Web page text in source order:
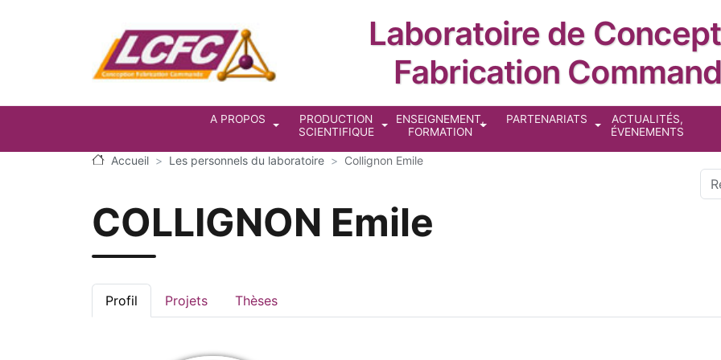
Laboratoire de
Fabrication
Navigation principale
A PROPOS
PRODUCTION
SCIENTIFIQUE
ENSEIGNEMENT,
FORMATION
PARTENARIATS
ACTUALITÉS,
ÉVENEMENTS
Accueil Les personnels du laboratoire Collignon Emile
COLLIGNON Emile
Profil Projets Thèses